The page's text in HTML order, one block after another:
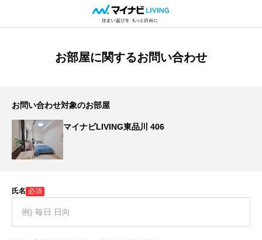
お部屋に関するお問い合わせ
お問い合わせ対象のお部屋
マイナビLIVING東品川 406
氏名 必須